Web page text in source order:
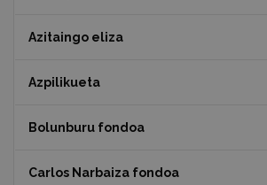
Azitaingo eliza
Azpilikueta
Bolunburu fondoa
Carlos Narbaiza fondoa